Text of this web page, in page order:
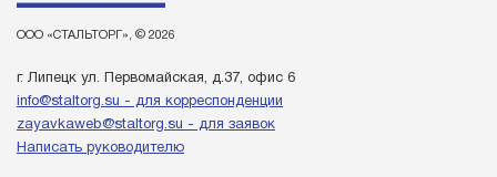
ООО «СТАЛЬТОРГ», © 2026
г. Липецк ул. Первомайская, д.37, офис 6
info@staltorg.su - для корреспонденции
zayavkaweb@staltorg.su - для заявок
Написать руководителю